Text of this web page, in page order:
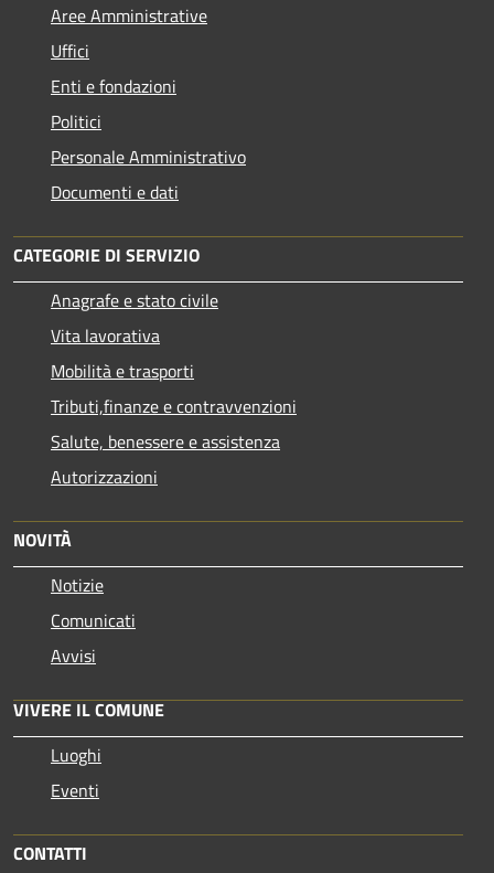
Aree Amministrative
Uffici
Enti e fondazioni
Politici
Personale Amministrativo
Documenti e dati
CATEGORIE DI SERVIZIO
Anagrafe e stato civile
Vita lavorativa
Mobilità e trasporti
Tributi,finanze e contravvenzioni
Salute, benessere e assistenza
Autorizzazioni
NOVITÀ
Notizie
Comunicati
Avvisi
VIVERE IL COMUNE
Luoghi
Eventi
CONTATTI